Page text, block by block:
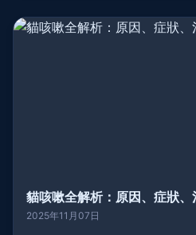
貓咳嗽全解析：原因、症狀
2025年11月07日